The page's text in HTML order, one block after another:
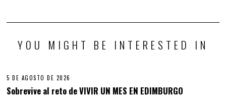
YOU MIGHT BE INTERESTED IN
5 DE AGOSTO DE 2026
Sobrevive al reto de VIVIR UN MES EN EDIMBURGO